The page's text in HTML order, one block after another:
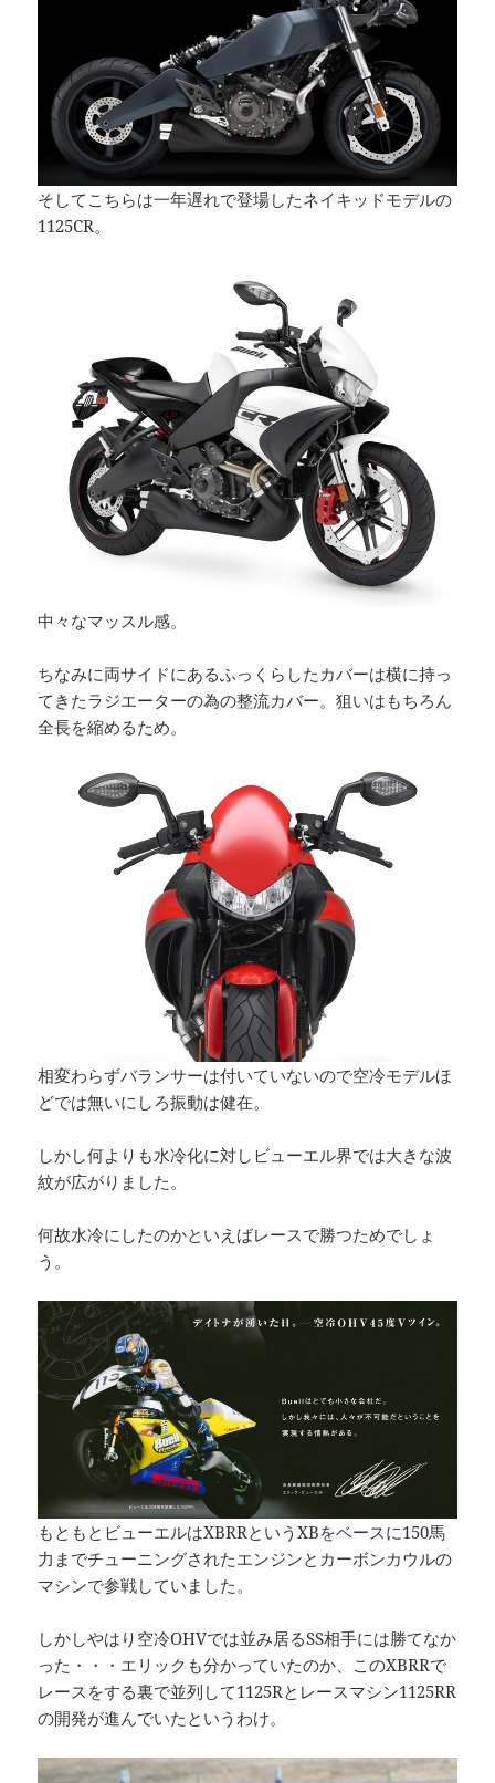
そしてこちらは一年遅れで登場したネイキッドモデルの
1125CR。
中々なマッスル感。
ちなみに両サイドにあるふっくらしたカバーは横に持っ
てきたラジエーターの為の整流カバー。狙いはもちろん
全長を縮めるため。
相変わらずバランサーは付いていないので空冷モデルほ
どでは無いにしろ振動は健在。
しかし何よりも水冷化に対しビューエル界では大きな波
紋が広がりました。
何故水冷にしたのかといえばレースで勝つためでしょ
う。
もともとビューエルはXBRRというXBをベースに150馬
力までチューニングされたエンジンとカーボンカウルの
マシンで参戦していました。
しかしやはり空冷OHVでは並み居るSS相手には勝てなか
った・・・エリックも分かっていたのか、このXBRRで
レースをする裏で並列して1125Rとレースマシン1125RR
の開発が進んでいたというわけ。